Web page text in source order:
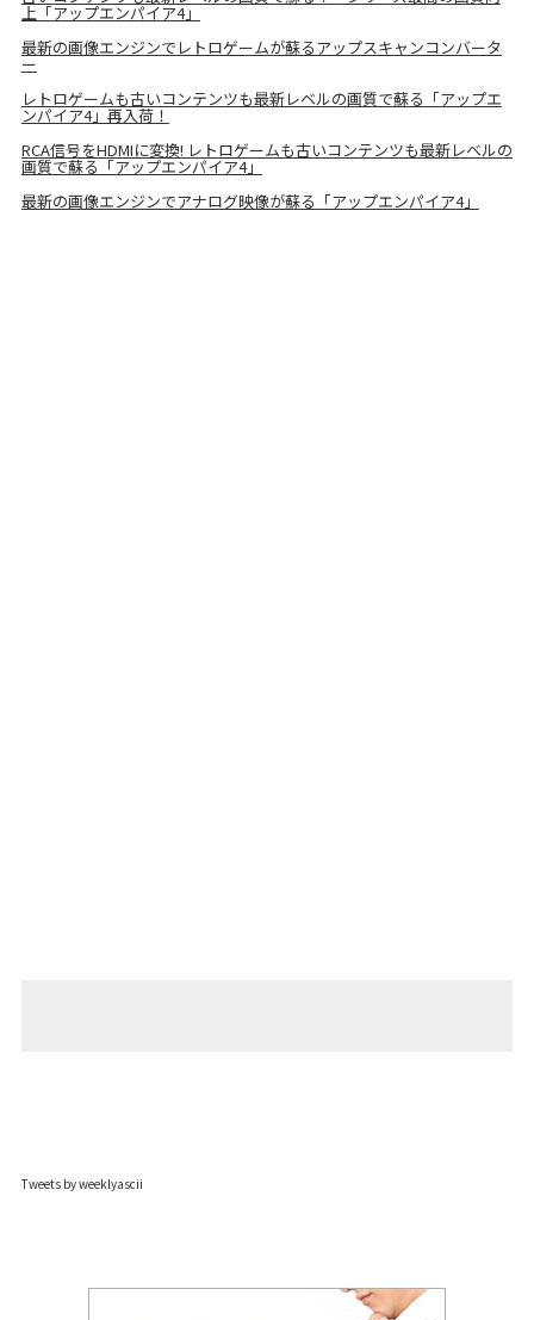
上「アップエンパイア4」
最新の画像エンジンでレトロゲームが蘇るアップスキャンコンバータ
ー
レトロゲームも古いコンテンツも最新レベルの画質で蘇る「アップエ
ンパイア4」再入荷！
RCA信号をHDMIに変換! レトロゲームも古いコンテンツも最新レベルの
画質で蘇る「アップエンパイア4」
最新の画像エンジンでアナログ映像が蘇る「アップエンパイア4」
Tweets by weeklyascii